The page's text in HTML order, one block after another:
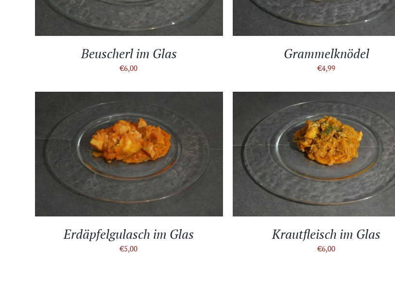
Beuscherl im Glas
€6,00
Grammelknödel
€4,99
IN DEN WARENKORB / DETAILS
Erdäpfelgulasch im Glas
€5,00
IN DEN WARENKORB / DETAILS
Krautfleisch im Glas
€6,00